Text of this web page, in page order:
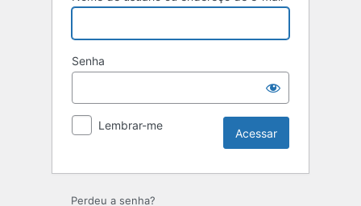
Senha
Lembrar-me
Perdeu a senha?